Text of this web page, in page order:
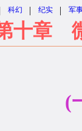
科幻 | 纪实 | 军
十章
(